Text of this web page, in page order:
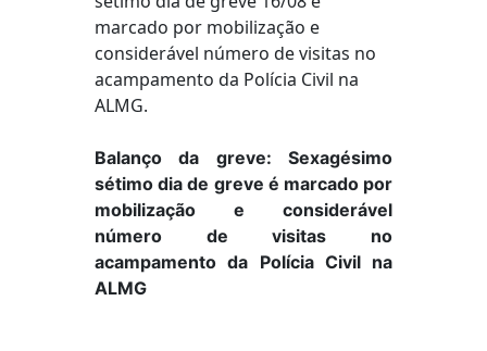
Balanço da greve: Sexagésimo
sétimo dia de greve é marcado por
mobilização e considerável
número de visitas no
acampamento da Polícia Civil na
ALMG